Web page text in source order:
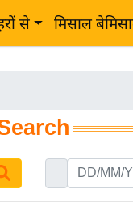
से मिसाल